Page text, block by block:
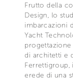
Frutto della
Design, lo
imbarcazioni
Yacht
di architetti e
erede di una